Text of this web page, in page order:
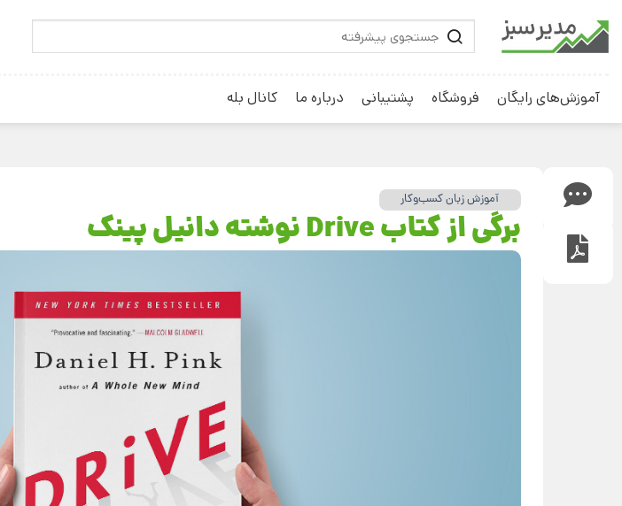
آموزش‌های رایگان فروشگاه پشتیبانی درباره ما کانال بله
آموزش زبان کسب‌و‌کار
برگی از کتاب Drive نوشته دانیل پینک